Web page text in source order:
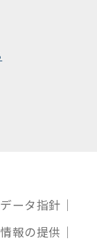
ータ指針
報の提供